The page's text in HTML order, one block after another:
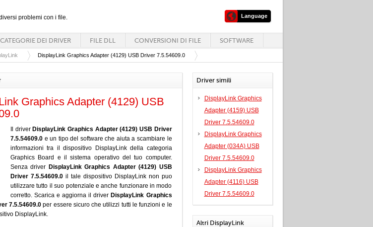
problemi con i file. Language
CATEGORIE DEI DRIVER FILE DLL CONVERSIONI DI FILE SOFTWARE
DisplayLink Graphics Adapter (4129) USB Driver 7.5.54609.0
Graphics Adapter (4129) USB
Il driver DisplayLink Graphics Adapter (4129) USB Driver
7.5.54609.0 e un tipo del software che aiuta a scambiare le
informazioni tra il dispositivo DisplayLink della categoria
Graphics Board e il sistema operativo del tuo computer.
Senza driver DisplayLink Graphics Adapter (4129) USB
Driver 7.5.54609.0il tale dispositivo DisplayLink non puo
utilizzare tutto il suo potenziale e anche funzionare in modo
corretto. Scarica e aggiorna il driver DisplayLink Graphics
7.5.54609.0 per essere sicuro che utilizzi tutti le funzioni e le
DisplayLink.
Driver simili
DisplayLink Graphics
Adapter (4159) USB
Driver 7.5.54609.0
DisplayLink Graphics
Adapter (034A) USB
Driver 7.5.54609.0
DisplayLink Graphics
Adapter (4116) USB
Driver 7.5.54609.0
Altri DisplayLink